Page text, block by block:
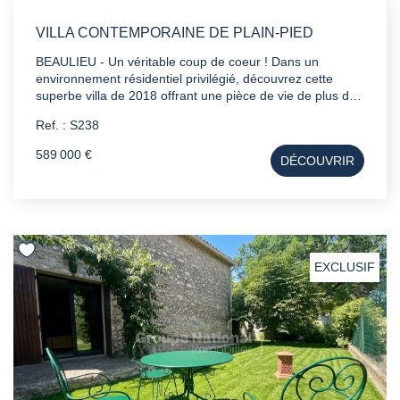
VILLA CONTEMPORAINE DE PLAIN-PIED
BEAULIEU - Un véritable coup de coeur ! Dans un
environnement résidentiel privilégié, découvrez cette
superbe villa de 2018 offrant une pièce de vie de plus de
prestations haut de gamme. Organisée autour d'une
élégante terrasse avec pergola bioclimatique, elle s'ouvre
sur une piscine, un jardin aux essences
méditerranéennes et une vue dégagée sans vis-à-vis.
pensé pour votre confort. Un bien rare sur Beaulieu. À
découvrir sans tarder.
Ref. : S238
589 000 € DÉCOUVRIR
EXCLUSIF